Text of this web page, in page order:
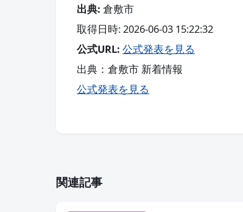
出典: 倉敷市
取得日時: 2026-06-03 15:22:32
公式URL: 公式発表を見る
出典：倉敷市 新着情報
公式発表を見る
関連記事